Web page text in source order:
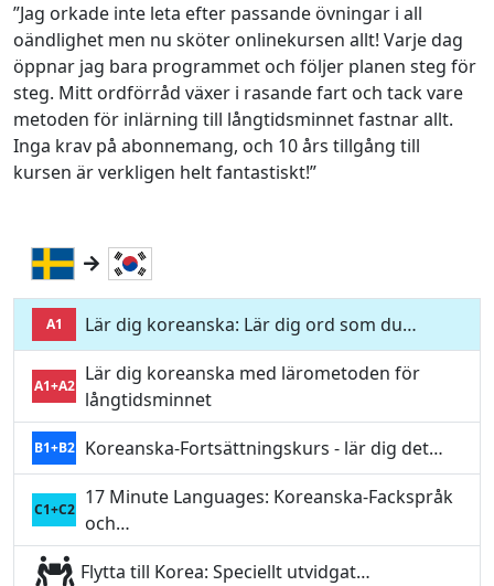
”Jag orkade inte leta efter passande övningar i all
oändlighet men nu sköter onlinekursen allt! Varje dag
öppnar jag bara programmet och följer planen steg för
steg. Mitt ordförråd växer i rasande fart och tack vare
metoden för inlärning till långtidsminnet fastnar allt.
Inga krav på abonnemang, och 10 års tillgång till
kursen är verkligen helt fantastiskt!”
A1 Lär dig koreanska: Lär dig ord som du…
A1+A2
Lär dig koreanska med lärometoden för
långtidsminnet
B1+B2 Koreanska-Fortsättningskurs - lär dig det…
C1+C2
17 Minute Languages: Koreanska-Fackspråk
och…
Flytta till Korea: Speciellt utvidgat…